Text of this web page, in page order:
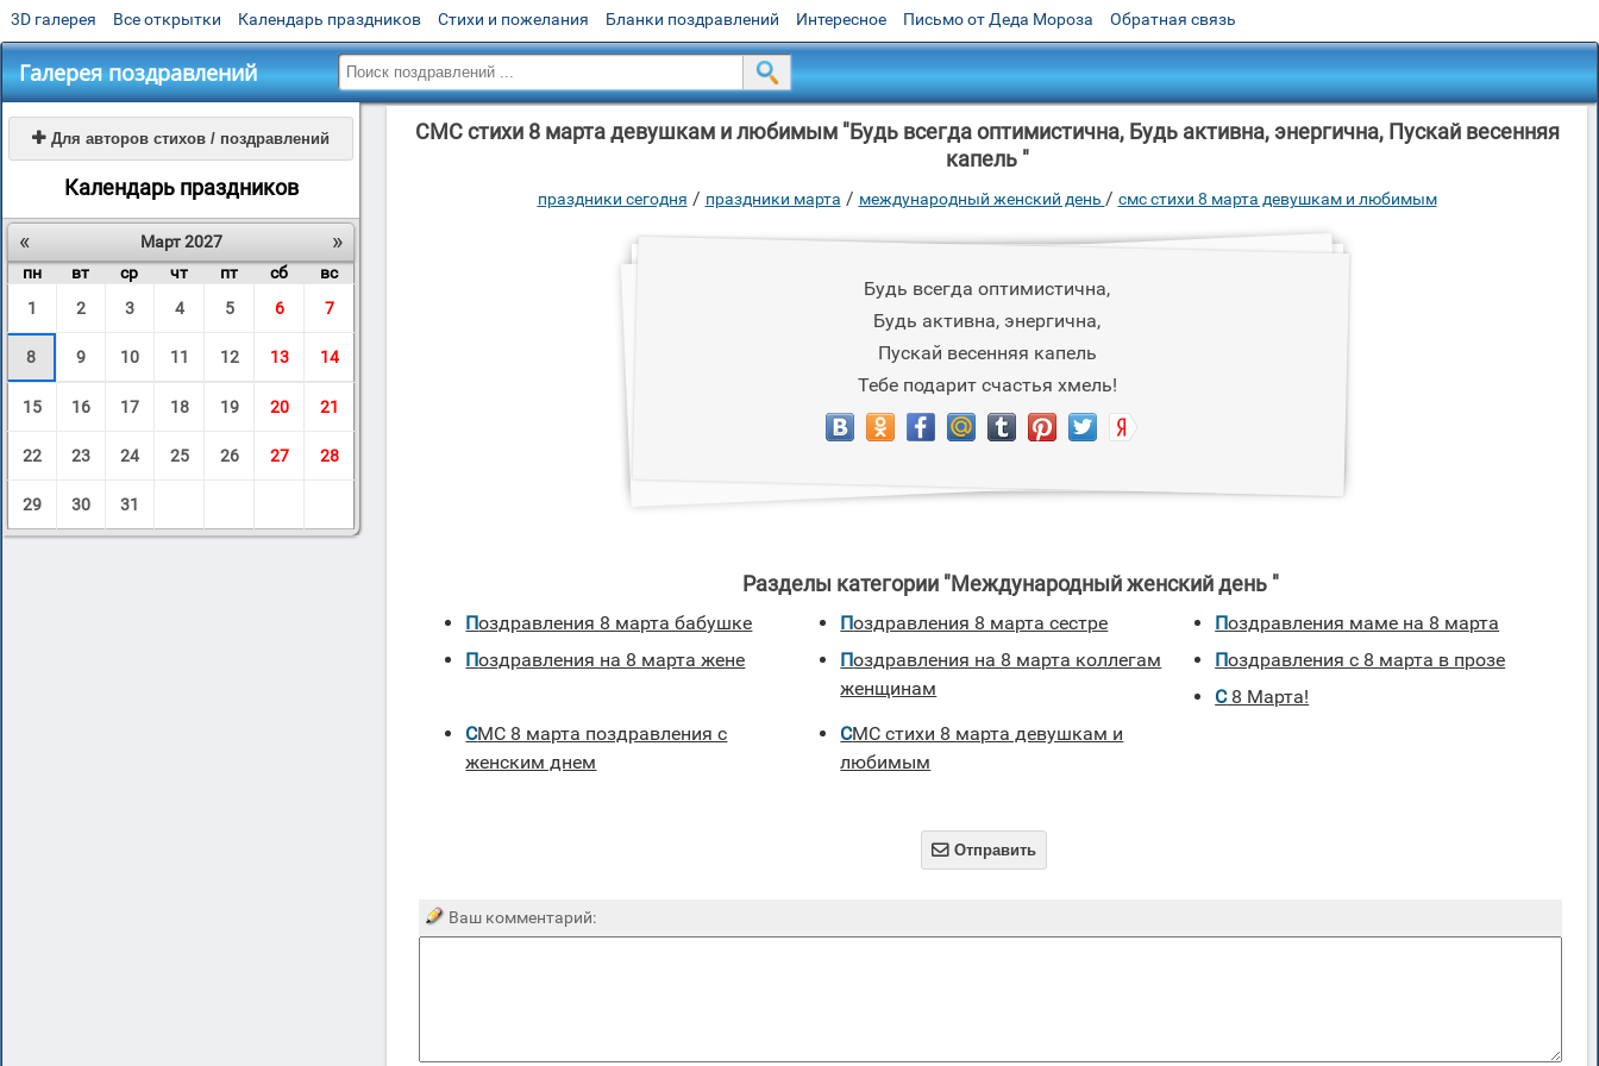
3D галерея Все открытки Календарь праздников Стихи и пожелания Бланки поздравлений Интересное Письмо от Деда Мороза Обратная связь
Галерея поздравлений
 Для авторов стихов / поздравлений
Календарь праздников
« »
Март 2027
пн
вт ср чт пт сб
вс
1
2 3 4 5 6 7
8 9 10 11 12 13 14
15 16 17 18 19 20 21
22 23 24 25 26 27 28
29 30 31
СМС стихи 8 марта девушкам и любимым "Будь всегда оптимистична, Будь активна, энергична, Пускай весенняя
капель "
праздники сегодня / праздники марта / международный женский день / смс стихи 8 марта девушкам и любимым
Будь всегда оптимистична,
Будь активна, энергична,
Пускай весенняя капель
Тебе подарит счастья хмель!
Разделы категории "Международный женский день "
поздравления 8 марта бабушке поздравления 8 марта сестре
поздравления маме на 8 марта
поздравления на 8 марта жене
поздравления на 8 марта коллегам
женщинам
Поздравления с 8 марта в прозе
С 8 Марта!
СМС 8 марта поздравления с
женским днем
СМС стихи 8 марта девушкам и
любимым
 Отправить
Ваш комментарий: